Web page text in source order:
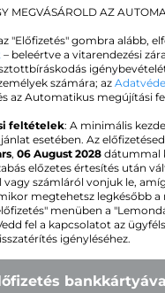
MEGVÁSÁROLD AZ
"Előfizetés" gombra alább,
– beleértve a vitarendezési
számára; az
az Automatikus megújítási
feltételek: A minimális
esetében. Az
, 06 August 2028 dátummal
előzetes értesítés után
számláról vonjuk le,
megtehetsz legkésőbb
menüben a
fel a kapcsolatot az
igényléséhez.